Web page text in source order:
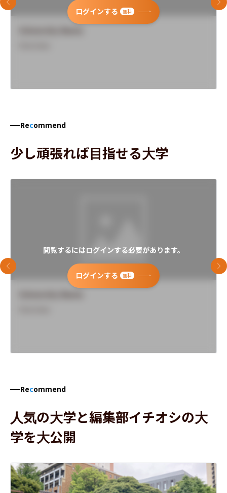
ログインする 無料
前のスライド 次
Recommend
少し頑張れば目指せる大学
閲覧するにはログインする必要があります。
ログインする 無料
前のスライド 次
Recommend
人気の大学と編集部イチオシの大
学を大公開